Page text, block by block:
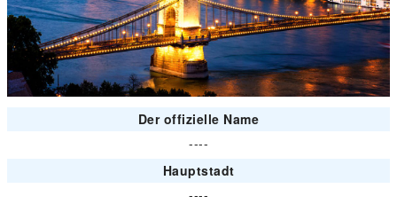
Der offizielle Name
----
Hauptstadt
----